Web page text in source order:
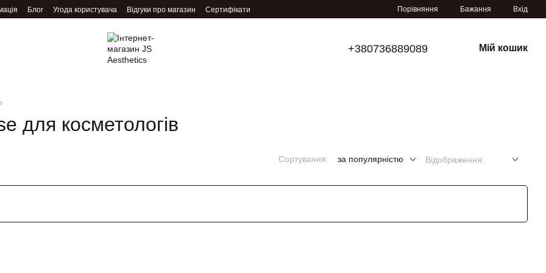
Блог Угода користувача Відгуки про магазин Сертифікати Порівняння Бажання Вхід
+380736889089 Мій кошик
для косметологів
Сортування: за популярністю Відображення: